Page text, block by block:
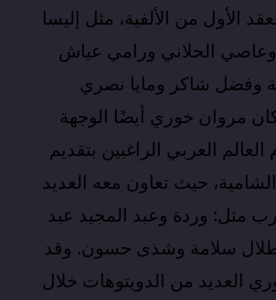
الأول من الألفية، مثل إليسا
وعاصي الحلاني ورامي عياش
وفضل شاكر ومايا نصري
مروان خوري أيضًا الوجهة
العربي الراغبين بتقديم
حيث تعاون معه العديد
مثل: وردة وعبد المجيد عبد
سلامة وشذى حسون. وقد
العديد من الدويتوهات خلال